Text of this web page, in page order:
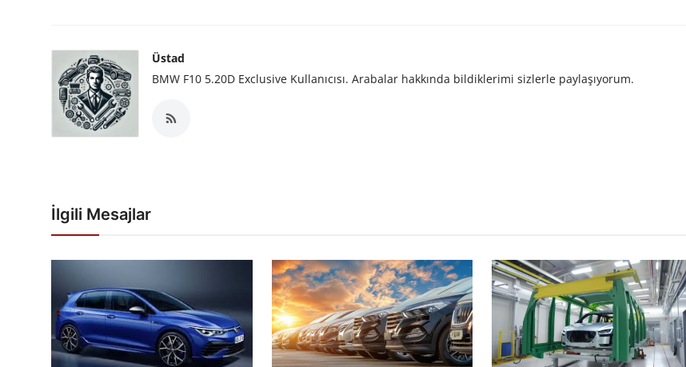
Üstad
BMW F10 5.20D Exclusive Kullanıcısı. Arabalar hakkında bildiklerimi sizlerle paylaşıyorum.
İlgili Mesajlar